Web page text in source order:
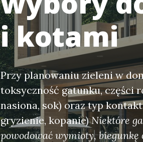
i kotami
Przy planowaniu zieleni w
toksyczność gatunku, części
nasiona, sok) oraz typ
gryzienie, kopanie)Niektóre
powodować wymioty,